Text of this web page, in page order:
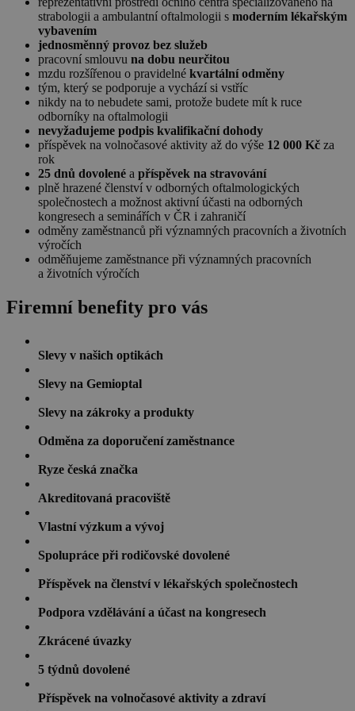
strabologii a ambulantní oftalmologii s moderním lékařským
vybavením
jednosměnný provoz bez služeb
pracovní smlouvu na dobu neurčitou
mzdu rozšířenou o pravidelné kvartální odměny
tým, který se podporuje a vychází si vstříc
nikdy na to nebudete sami, protože budete mít k ruce
odborníky na oftalmologii
nevyžadujeme podpis kvalifikační dohody
příspěvek na volnočasové aktivity až do výše 12 000 Kč za
rok
25 dnů dovolené a příspěvek na stravování
plně hrazené členství v odborných oftalmologických
společnostech a možnost aktivní účasti na odborných
kongresech a seminářích v ČR i zahraničí
odměny zaměstnanců při významných pracovních a životních
výročích
odměňujeme zaměstnance při významných pracovních
a životních výročích
Firemní benefity pro vás
Slevy v našich optikách
Slevy na Gemioptal
Slevy na zákroky a produkty
Odměna za doporučení zaměstnance
Ryze česká značka
Akreditovaná pracoviště
Vlastní výzkum a vývoj
Spolupráce při rodičovské dovolené
Příspěvek na členství v lékařských společnostech
Podpora vzdělávání a účast na kongresech
Zkrácené úvazky
5 týdnů dovolené
Příspěvek na volnočasové aktivity a zdraví